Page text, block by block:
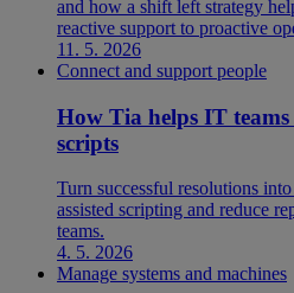
and how a shift left strategy
reactive support to proactive
11. 5. 2026
Connect and support people
How Tia helps IT
scripts
Turn successful resolutions
assisted scripting and reduce
teams.
4. 5. 2026
Manage systems and machines